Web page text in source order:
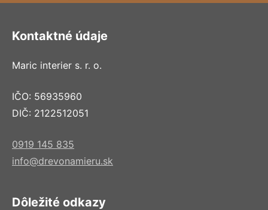
Kontaktné údaje
Maric interier s. r. o.
IČO: 56935960
DIČ: 2122512051
0919 145 835
info@drevonamieru.sk
Dôležité odkazy